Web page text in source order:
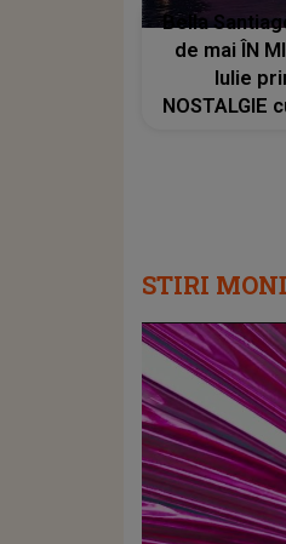
Bella
de mai ÎN
Iulie
NOSTALGIE
STIRI